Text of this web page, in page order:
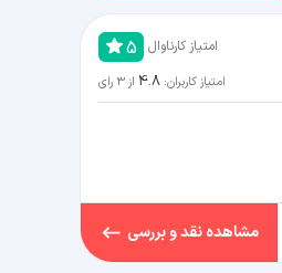
امتیاز کارناوال 5
امتیاز کاربران: 4.8 از3 رای
مشاهده نقد و بررسی